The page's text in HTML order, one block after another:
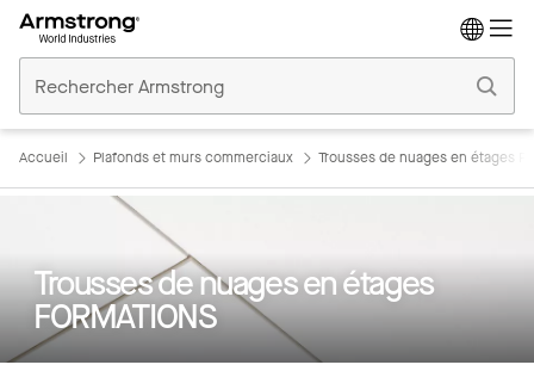
Plafonds
Commerciaux
Accueil Plafonds et murs commerciaux Trousses de nuages en étages
Trousses de nuages en étages
FORMATIONS